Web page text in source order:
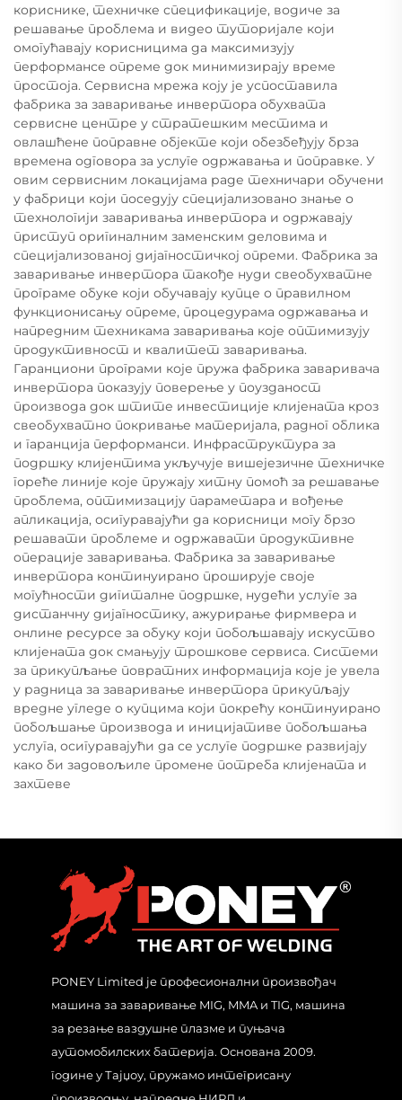
кориснике, техничке спецификације, водиче за
решавање проблема и видео туторијале који
омогућавају корисницима да максимизују
перформансе опреме док минимизирају време
простоја. Сервисна мрежа коју је успоставила
фабрика за заваривање инвертора обухвата
сервисне центре у стратешким местима и
овлашћене поправне објекте који обезбеђују брза
времена одговора за услуге одржавања и поправке. У
овим сервисним локацијама раде техничари обучени
у фабрици који поседују специјализовано знање о
технологији заваривања инвертора и одржавају
приступ оригиналним заменским деловима и
специјализованој дијагностичкој опреми. Фабрика за
заваривање инвертора такође нуди свеобухватне
програме обуке који обучавају купце о правилном
функционисању опреме, процедурама одржавања и
напредним техникама заваривања које оптимизују
продуктивност и квалитет заваривања.
Гаранциони програми које пружа фабрика заваривача
инвертора показују поверење у поузданост
производа док штите инвестиције клијената кроз
свеобухватно покривање материјала, радног облика
и гаранција перформанси. Инфраструктура за
подршку клијентима укључује вишејезичне техничке
гореће линије које пружају хитну помоћ за решавање
проблема, оптимизацију параметара и вођење
апликација, осигуравајући да корисници могу брзо
решавати проблеме и одржавати продуктивне
операције заваривања. Фабрика за заваривање
инвертора континуирано проширује своје
могућности дигиталне подршке, нудећи услуге за
дистанчну дијагностику, ажурирање фирмвера и
онлине ресурсе за обуку који побољшавају искуство
клијената док смањују трошкове сервиса. Системи
за прикупљање повратних информација које је увела
у радница за заваривање инвертора прикупљају
вредне угледе о купцима који покрећу континуирано
побољшање производа и иницијативе побољшања
услуга, осигуравајући да се услуге подршке развијају
како би задовољиле промене потреба клијената и
захтеве
PONEY Limited је професионални произвођач
машина за заваривање MIG, MMA и TIG, машина
за резање ваздушне плазме и пуњача
аутомобилских батерија. Основана 2009.
године у Тајџоу, пружамо интегрисану